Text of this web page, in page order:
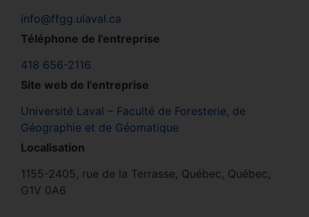
info@ffgg.ulaval.ca
Téléphone de l'entreprise
418 656-2116
Site web de l'entreprise
Université Laval – Faculté de Foresterie, de
Géographie et de Géomatique
Localisation
1155-2405, rue de la Terrasse, Québec, Québec,
G1V 0A6